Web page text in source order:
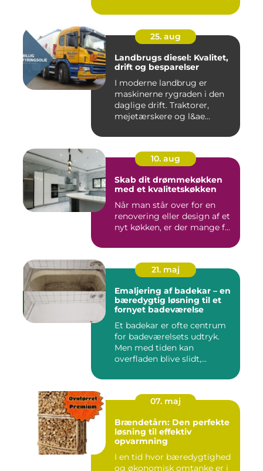
25. aug
Landbrugs diesel: Kvalitet,
drift og besparelser
I moderne landbrug er
maskinerne rygraden i den
daglige drift. Traktorer,
mejetærskere og l&ae...
10. aug
Skab dit drømmekøkken
med et kvalitetskøkken
Når man står over for en
renovering eller design af et
nyt køkken, er der mange f...
21. maj
Emaljering af badekar – en
bæredygtig løsning til et
fornyet badeværelse
Et badekar er ofte centrum
for badeværelsets udtryk.
Men med tiden kan
overfladen blive slidt,...
07. maj
Brændetårn: Den perfekte
løsning til effektiv
opvarmning
I en tid hvor bæredygtighed
og økonomisk omtanke er i